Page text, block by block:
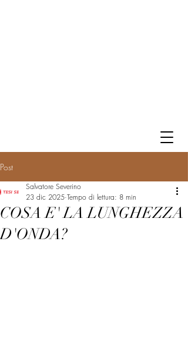
Post
COSA E' LA LUNGHEZZA
D'ONDA?
Salvatore Severino
23 dic 2025 Tempo di lettura: 8 min